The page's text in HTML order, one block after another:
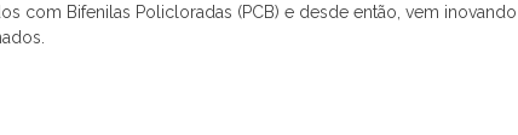
com Bifenilas Policloradas (PCB) e desde então, vem inovando